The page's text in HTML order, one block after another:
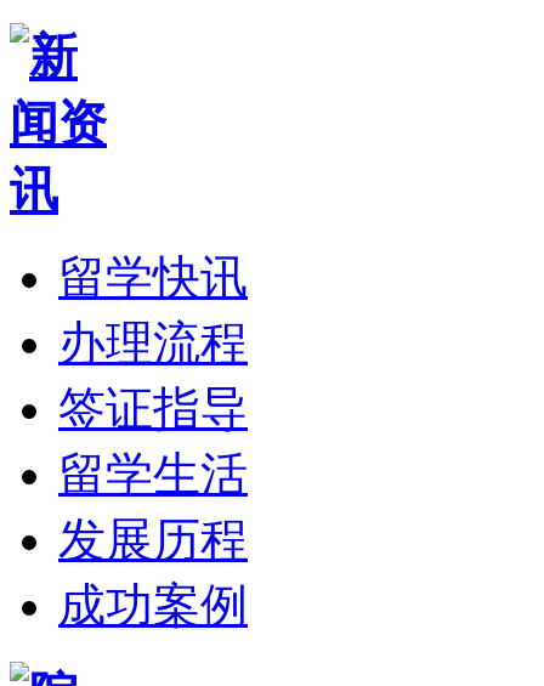
留学快讯
办理流程
签证指导
留学生活
发展历程
成功案例